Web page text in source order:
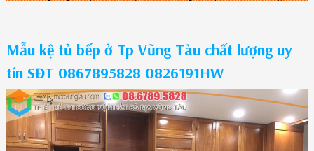
Mẫu kệ tủ bếp ở Tp Vũng Tàu chất lượng uy
tín SĐT 0867895828 0826191HW